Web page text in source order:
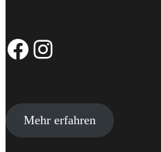
Facebook-SeiteInstagram-Profil
Mehr erfahren